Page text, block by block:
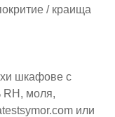
/ краища
шкафове с
RH, моля,
или